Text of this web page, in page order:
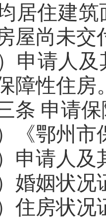
居住建
屋尚未交
请人及
障性住房
申请保
鄂州市
请人及其
姻状况
房状况